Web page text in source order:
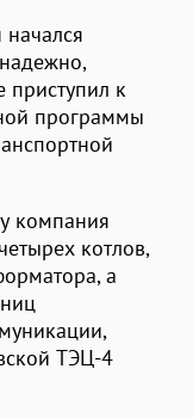
приступил к
программы
компания
котлов,
а
ТЭЦ-4